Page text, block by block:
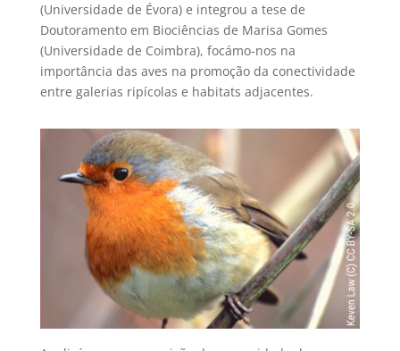
(Universidade de Évora) e integrou a tese de
Doutoramento em Biociências de Marisa Gomes
(Universidade de Coimbra), focámo-nos na
importância das aves na promoção da conectividade
entre galerias ripícolas e habitats adjacentes.